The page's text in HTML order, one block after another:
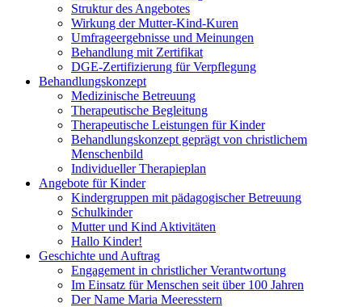
Struktur des Angebotes
Wirkung der Mutter-Kind-Kuren
Umfrageergebnisse und Meinungen
Behandlung mit Zertifikat
DGE-Zertifizierung für Verpflegung
Behandlungskonzept
Medizinische Betreuung
Therapeutische Begleitung
Therapeutische Leistungen für Kinder
Behandlungskonzept geprägt von christlichem
Menschenbild
Individueller Therapieplan
Angebote für Kinder
Kindergruppen mit pädagogischer Betreuung
Schulkinder
Mutter und Kind Aktivitäten
Hallo Kinder!
Geschichte und Auftrag
Engagement in christlicher Verantwortung
Im Einsatz für Menschen seit über 100 Jahren
Der Name Maria Meeresstern